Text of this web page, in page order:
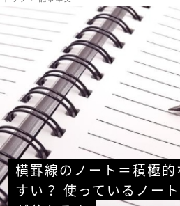
横罫線のノート＝積極
すい？ 使っているノー